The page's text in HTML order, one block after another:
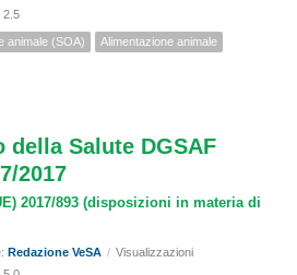
2.5
animale (SOA) Alimentazione animale
della Salute DGSAF
2017
2017/893 (disposizioni in materia di
Redazione VeSA / Visualizzazioni